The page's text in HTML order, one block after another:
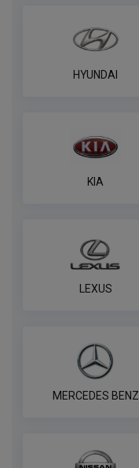
HYUNDAI
KIA
LEXUS
MERCEDES BENZ